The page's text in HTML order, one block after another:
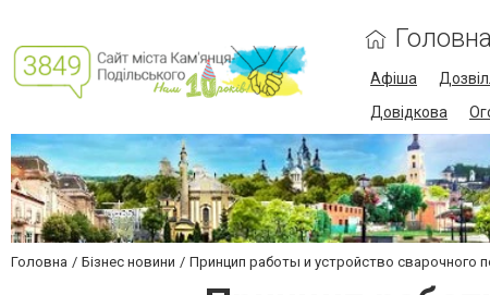
Головна
Афіша
Довідкова
Головна Бізнес новини Принцип работы и устройство сварочного